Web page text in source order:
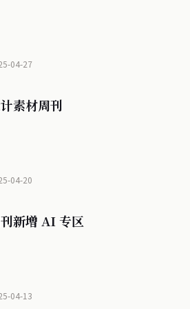
04-27
素材周刊
04-20
新增 AI 专区
04-13